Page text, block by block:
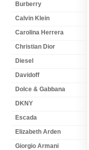
Burberry
Calvin Klein
Carolina Herrera
Christian Dior
Diesel
Davidoff
Dolce & Gabbana
DKNY
Escada
Elizabeth Arden
Giorgio Armani